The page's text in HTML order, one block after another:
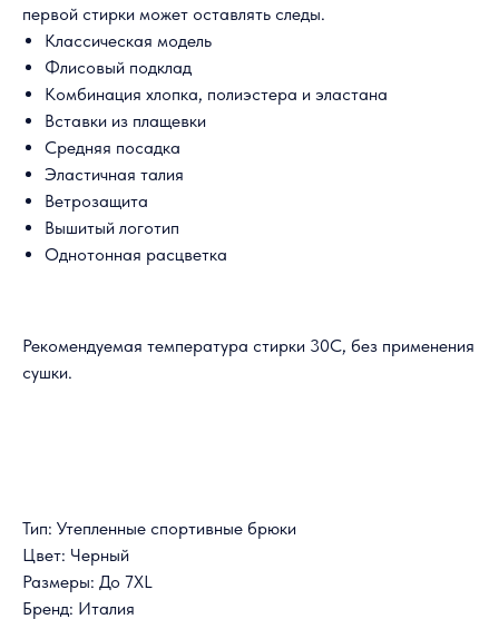
первой стирки может оставлять следы.
Классическая модель
Флисовый подклад
Комбинация хлопка, полиэстера и эластана
Вставки из плащевки
Средняя посадка
Эластичная талия
Ветрозащита
Вышитый логотип
Однотонная расцветка
Рекомендуемая температура стирки 30С, без применения
сушки.
Тип: Утепленные спортивные брюки
Цвет: Черный
Размеры: До 7XL
Бренд: Италия